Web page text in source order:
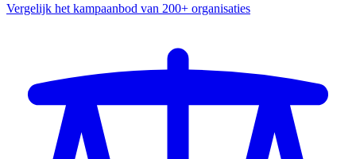
Vergelijk het kampaanbod van 200+ organisaties